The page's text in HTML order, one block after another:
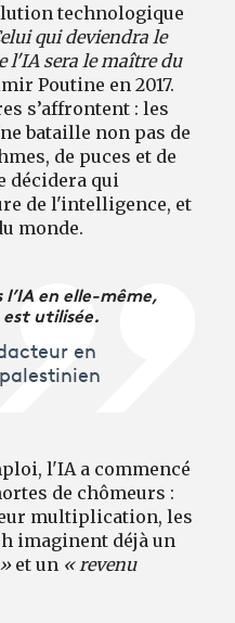
technologique
qui deviendra le
l'IA sera le maître du
Poutine en 2017.
s’affrontent : les
bataille non pas de
de puces et de
décidera qui
de l'intelligence, et
monde.
en elle-même,
utilisée.
en
l'IA a commencé
de chômeurs :
multiplication, les
imaginent déjà un
et un « revenu